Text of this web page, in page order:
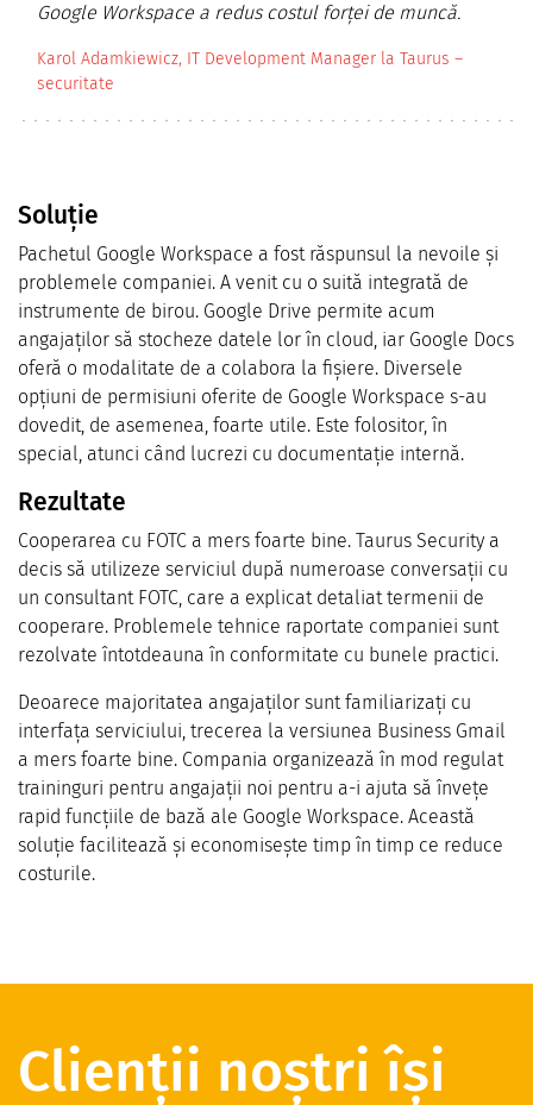
Google Workspace a redus costul forței de muncă.
Karol Adamkiewicz, IT Development Manager la Taurus –
securitate
Soluţie
Pachetul Google Workspace a fost răspunsul la nevoile și
problemele companiei. A venit cu o suită integrată de
instrumente de birou. Google Drive permite acum
angajaților să stocheze datele lor în cloud, iar Google Docs
oferă o modalitate de a colabora la fișiere. Diversele
opțiuni de permisiuni oferite de Google Workspace s-au
dovedit, de asemenea, foarte utile. Este folositor, în
special, atunci când lucrezi cu documentație internă.
Rezultate
Cooperarea cu FOTC a mers foarte bine. Taurus Security a
decis să utilizeze serviciul după numeroase conversații cu
un consultant FOTC, care a explicat detaliat termenii de
cooperare. Problemele tehnice raportate companiei sunt
rezolvate întotdeauna în conformitate cu bunele practici.
Deoarece majoritatea angajaților sunt familiarizați cu
interfața serviciului, trecerea la versiunea Business Gmail
a mers foarte bine. Compania organizează în mod regulat
traininguri pentru angajații noi pentru a-i ajuta să învețe
rapid funcțiile de bază ale Google Workspace. Această
soluție facilitează și economisește timp în timp ce reduce
costurile.
Clienții noștri își